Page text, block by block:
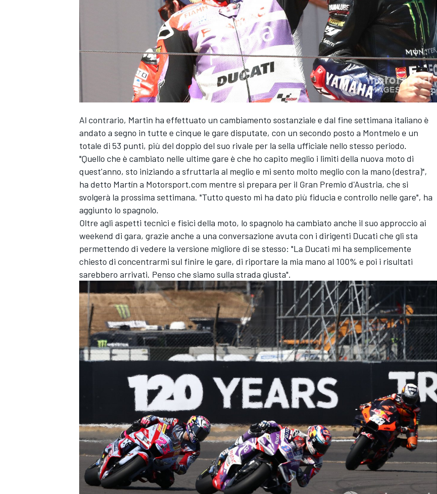
MONOMARCA
Al contrario, Martin ha effettuato un cambiamento sostanziale e dal fine settimana italiano è
andato a segno in tutte e cinque le gare disputate, con un secondo posto a Montmelo e un
totale di 53 punti, più del doppio del suo rivale per la sella ufficiale nello stesso periodo.
"Quello che è cambiato nelle ultime gare è che ho capito meglio i limiti della nuova moto di
quest'anno, sto iniziando a sfruttarla al meglio e mi sento molto meglio con la mano (destra)",
ha detto Martín a Motorsport.com mentre si prepara per il Gran Premio d'Austria, che si
svolgerà la prossima settimana. "Tutto questo mi ha dato più fiducia e controllo nelle gare", ha
aggiunto lo spagnolo.
Oltre agli aspetti tecnici e fisici della moto, lo spagnolo ha cambiato anche il suo approccio ai
weekend di gara, grazie anche a una conversazione avuta con i dirigenti Ducati che gli sta
permettendo di vedere la versione migliore di se stesso: "La Ducati mi ha semplicemente
chiesto di concentrarmi sul finire le gare, di riportare la mia mano al 100% e poi i risultati
sarebbero arrivati. Penso che siamo sulla strada giusta".